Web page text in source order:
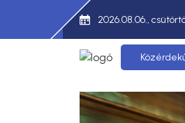
2026.08.06.,